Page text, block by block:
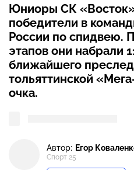
Юниоры СК
победители в
России по спидвею.
этапов они набрали
ближайшего
тольяттинской
очка.
Автор: Егор
Спорт 25